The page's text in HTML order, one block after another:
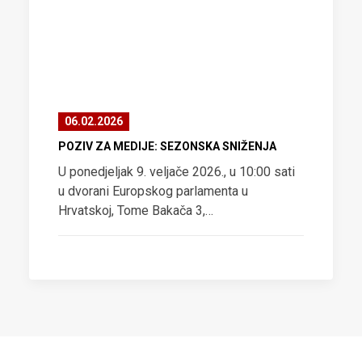
06.02.2026
POZIV ZA MEDIJE: SEZONSKA SNIŽENJA
U ponedjeljak 9. veljače 2026., u 10:00 sati
u dvorani Europskog parlamenta u
Hrvatskoj, Tome Bakača 3,…